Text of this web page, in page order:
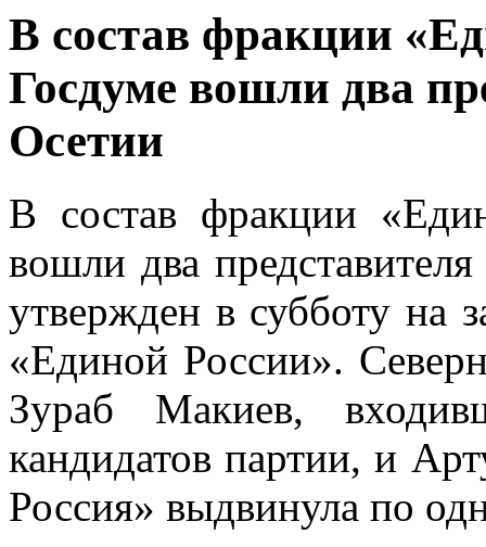
В состав фракции
Госдуме вошли два
Осетии
В состав фракции
вошли два
утвержден в субботу на
«Единой России».
Зураб Макиев,
кандидатов партии, и
Россия» выдвинула по